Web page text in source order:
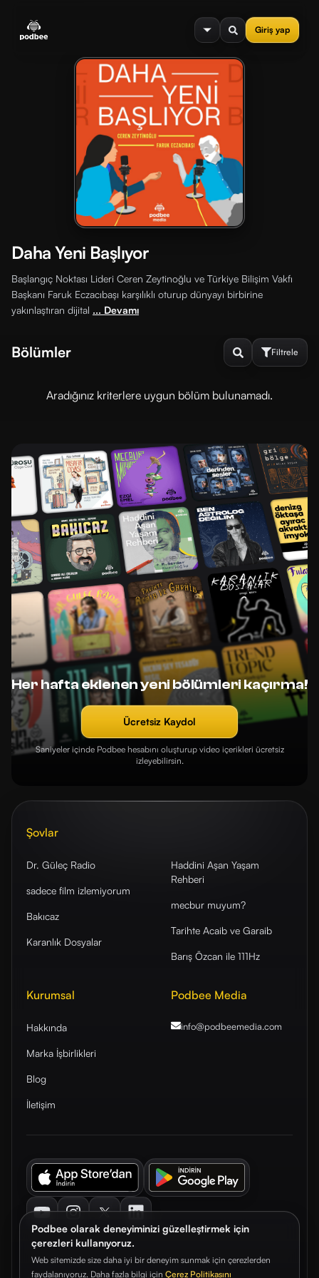
Podbee olarak deneyiminizi güzelleştirmek için
çerezleri kullanıyoruz.
Web sitemizde size daha iyi bir deneyim sunmak için çerezlerden
faydalanıyoruz. Daha fazla bilgi için Çerez Politikasını
Giriş yap
menu
Daha Yeni Başlıyor
Başlangıç Noktası Lideri Ceren Zeytinoğlu ve Türkiye Bilişim Vakfı
Başkanı Faruk Eczacıbaşı karşılıklı oturup dünyayı birbirine
yakınlaştıran dijital ... Devamı
Bölümler Filtrele
Filtrele
DINLENME
DURUMU
Dinlenmedi
Dinlendi
SIRALAMA
En
yeni
En
eski
Aradığınız kriterlere uygun bölüm bulunamadı.
Her hafta eklenen yeni bölümleri kaçırma!
Ücretsiz Kaydol
Saniyeler içinde Podbee hesabını oluşturup video içerikleri ücretsiz
izleyebilirsin.
Şovlar
Dr. Güleç Radio
sadece film izlemiyorum
Bakıcaz
Karanlık Dosyalar
Haddini Aşan Yaşam
Rehberi
mecbur muyum?
Tarihte Acaib ve Garaib
Barış Özcan ile 111Hz
Kurumsal
Hakkında
Marka İşbirlikleri
Blog
İletişim
Podbee Media
info@podbeemedia.com